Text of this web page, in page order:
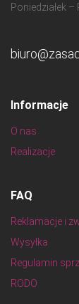
Poniedziałek –
Informacje
O nas
Realizacje
FAQ
Reklamacje i
Wysyłka
Regulamin
RODO